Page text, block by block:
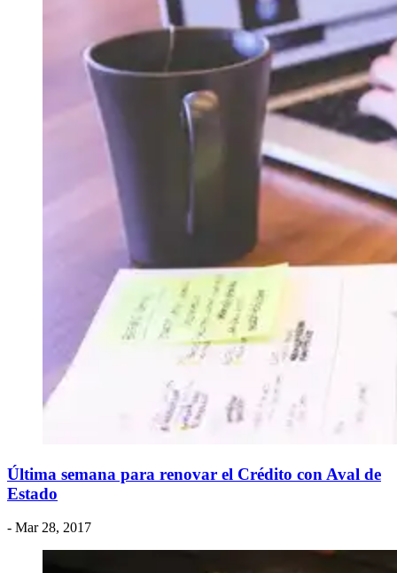
Última semana para renovar el Crédito con Aval de
Estado
- Mar 28, 2017